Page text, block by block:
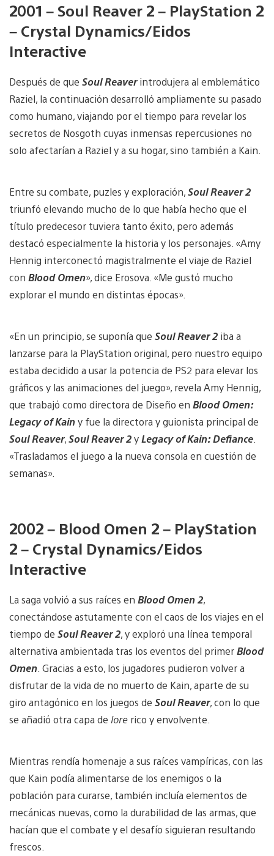
2001 – Soul Reaver 2 – PlayStation 2
– Crystal Dynamics/Eidos
Interactive
Después de que Soul Reaverintrodujera al emblemático
Raziel, la continuación desarrolló ampliamente su pasado
como humano, viajando por el tiempo para revelar los
secretos de Nosgoth cuyas inmensas repercusiones no
solo afectarían a Raziel y a su hogar, sino también a Kain.
Entre su combate, puzles y exploración,Soul Reaver 2
triunfó elevando mucho de lo que había hecho que el
título predecesor tuviera tanto éxito, pero además
destacó especialmente la historia y los personajes. «Amy
Hennig interconectó magistralmente el viaje de Raziel
con Blood Omen», dice Erosova. «Me gustó mucho
explorar el mundo en distintas épocas».
«En un principio, se suponía que Soul Reaver 2 iba a
lanzarse para la PlayStation original, pero nuestro equipo
estaba decidido a usar la potencia de PS2 para elevar los
gráficos y las animaciones del juego», revela Amy Hennig,
que trabajó como directora de Diseño en Blood Omen:
Legacy of Kainy fue la directora y guionista principal de
Soul Reaver,Soul Reaver 2yLegacy of Kain: Defiance
«Trasladamos el juego a la nueva consola en cuestión de
semanas».
2002 – Blood Omen 2 – PlayStation
2 – Crystal Dynamics/Eidos
Interactive
La saga volvió a sus raíces en Blood Omen 2,
conectándose astutamente con el caos de los viajes en el
tiempo de Soul Reaver 2, y exploró una línea temporal
alternativa ambientada tras los eventos del primerBlood
Omen . Gracias a esto, los jugadores pudieron volver a
disfrutar de la vida de no muerto de Kain, aparte de su
giro antagónico en los juegos de Soul Reaver, con lo que
se añadió otra capa de lore rico y envolvente.
Mientras rendía homenaje a sus raíces vampíricas, con las
que Kain podía alimentarse de los enemigos o la
población para curarse, también incluía elementos de
mecánicas nuevas, como la durabilidad de las armas, que
hacían que el combate y el desafío siguieran resultando
frescos.